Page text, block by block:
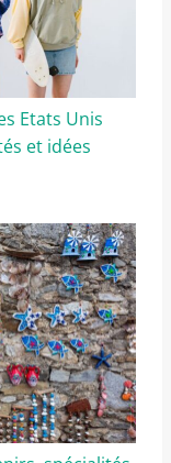
Etats Unis
et idées